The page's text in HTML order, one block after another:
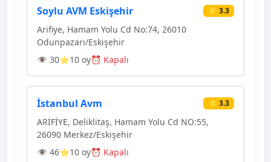
Soylu AVM Eskişehir ⭐ 3.3
Arifiye, Hamam Yolu Cd No:74, 26010
Odunpazarı/Eskişehir
👁 30⭐10 oy⏰ Kapalı
İstanbul Avm ⭐ 3.3
ARİFİYE, Deliklitaş, Hamam Yolu Cd NO:55,
26090 Merkez/Eskişehir
👁 46⭐10 oy⏰ Kapalı